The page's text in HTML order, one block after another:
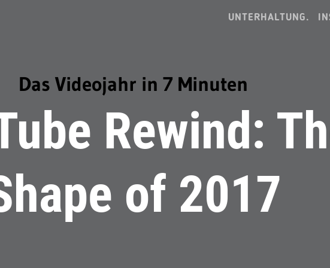
UNTERHALTUNG.
Das Videojahr in 7 Minuten
Rewind:
of 2017